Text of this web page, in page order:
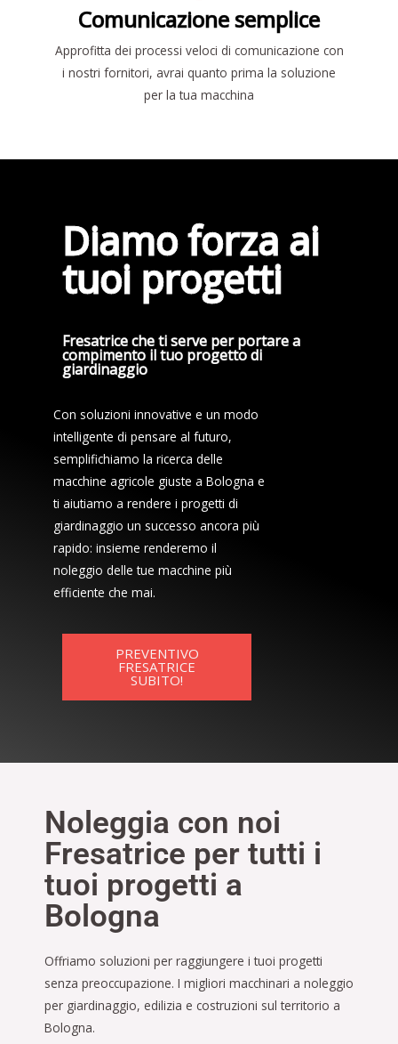
Comunicazione semplice
Approfitta dei processi veloci di comunicazione con
i nostri fornitori, avrai quanto prima la soluzione
per la tua macchina
Diamo forza ai
tuoi progetti
Fresatrice che ti serve per portare a
compimento il tuo progetto di
giardinaggio
Con soluzioni innovative e un modo
intelligente di pensare al futuro,
semplifichiamo la ricerca delle
macchine agricole giuste a Bologna e
ti aiutiamo a rendere i progetti di
giardinaggio un successo ancora più
rapido: insieme renderemo il
noleggio delle tue macchine più
efficiente che mai.
PREVENTIVO
FRESATRICE
SUBITO!
Noleggia con noi
Fresatrice per tutti i
tuoi progetti a
Bologna
Offriamo soluzioni per raggiungere i tuoi progetti
senza preoccupazione. I migliori macchinari a noleggio
per giardinaggio, edilizia e costruzioni sul territorio a
Bologna.